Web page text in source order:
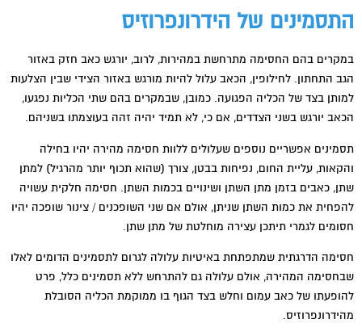
התסמינים של הידרונפרוזיס
במקרים בהם החסימה מתרחשת במהירות, לרוב, יורגש כאב חזק באזור
הגב התחתון. לחילופין, הכאב עלול להיות מורגש באזור הצידי שבין הצלעות
למותן בצד של הכליה הפגועה. כמובן, שבמקרים בהם שתי הכליות נפגעו,
הכאב יורגש בשני הצדדים, אם כי, לא תמיד יהיה זהה בעוצמתו בשניהם.
תסמינים אפשריים נוספים שעלולים ללוות חסימה מהירה יהיו בחילה
והקאות, עליית החום, נפיחות בבטן, צורך (שהוא תכוף יותר מהרגיל) למתן
שתן, כאבים בזמן מתן השתן ושינויים בכמות השתן. חסימה חלקית עשויה
להפחית את כמות השתן שניתן, אולם אם שני השופכנים / צינור שופכה יהיו
חסומים לגמרי תיתכן עצירה מוחלטת של מתן שתן.
חסימה הדרגתית שמתפתחת באיטיות עלולה לגרום לתסמינים הדומים לאלו
שבחסימה המהירה, אולם עלולה גם להתרחש ללא תסמינים כלל, פרט
להופעתו של כאב עמום וחלש בצד הגוף בו ממוקמת הכליה הסובלת
מהידרונפרוזיס.